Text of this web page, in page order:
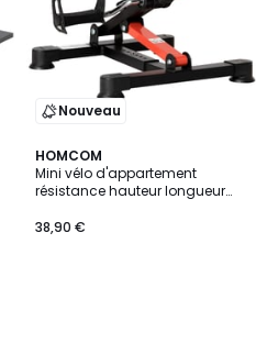
Nouveau
HOMCOM
Mini vélo d'appartement
résistance hauteur longueur
38,90 €